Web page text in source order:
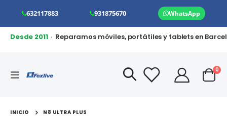
632117883 931875670 WhatsApp
Desde 2011· Reparamos móviles, portátiles y tablets en
Toggle
Cart
0
INICIO N8 ULTRA PLUS